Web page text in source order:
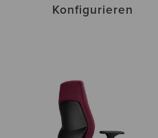
Konfigurieren